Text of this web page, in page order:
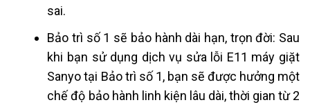
sai.
Bảo trì số 1 sẽ bảo hành dài hạn, trọn đời: Sau
khi bạn sử dụng dịch vụ sửa lỗi E11 máy giặt
Sanyo tại Bảo trì số 1, bạn sẽ được hưởng một
chế độ bảo hành linh kiện lâu dài, thời gian từ 2